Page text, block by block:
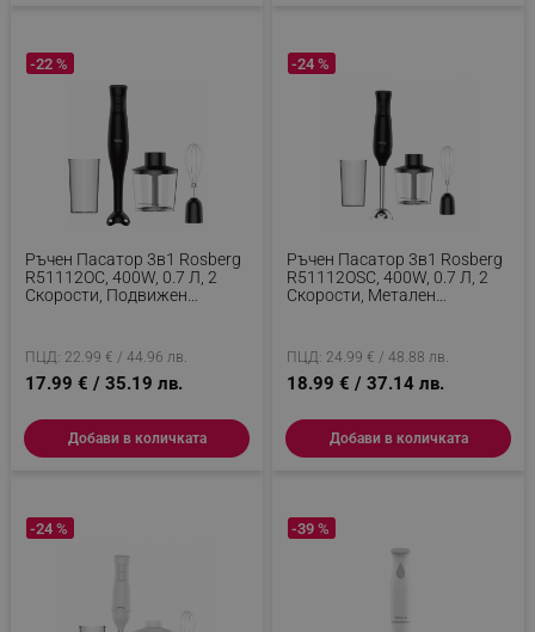
Ръчен Пасатор 3в1 Rosberg
R51112OC, 400W, 0.7 Л, 2
Скорости, Подвижен
-22 %
ПЦД: 22.99 € / 44.96 лв.
17.99 € / 35.19 лв.
Добави в количката
Ръчен Пасатор 3в1 Rosberg
R51112OSC, 400W, 0.7 Л, 2
Скорости, Метален
Черен
-24 %
ПЦД: 24.99 € / 48.88 лв.
18.99 € / 37.14 лв.
Добави в количката
-24 % -39 %
Строго необходимо
Ефективност
Таргетиране
Функционалност
Строго необходимите бисквитки позволяват
основната функционалност на уебсайта, като
потребителско влизане и управление на
акаунта. Уебсайтът не може да се използва
Име
Provider /
Домейн
click_code_ps
.alleop.bg
_nzm_nosubscribe_92166-7699
.alleop.bg
_nzm_id_92166-7699